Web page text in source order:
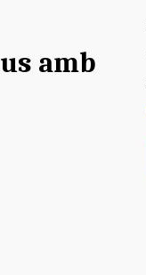
amb